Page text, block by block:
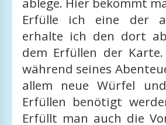
Erfülle ich eine der
erhalte ich den dort
dem Erfüllen der
während seines
allem neue Würfel
Erfüllen benötigt
Erfüllt man auch die